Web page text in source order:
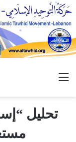
القائمة
تحليل